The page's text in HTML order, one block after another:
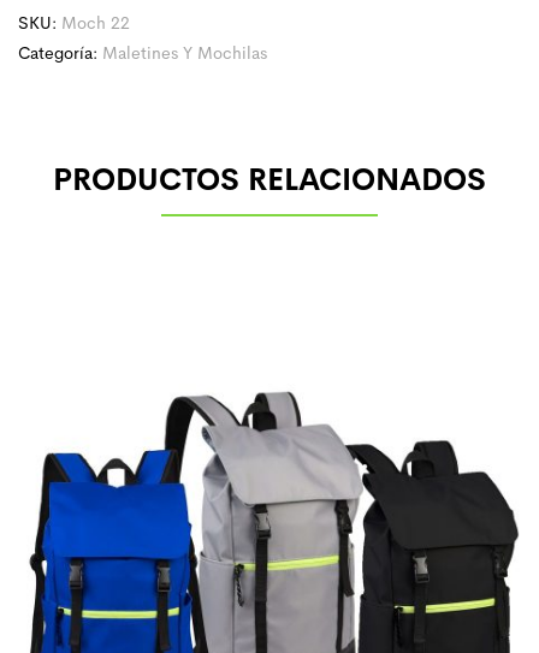
SKU: Moch 22
Categoría: Maletines Y Mochilas
PRODUCTOS RELACIONADOS